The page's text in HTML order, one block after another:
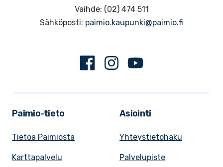
Vaihde: (02) 474 511
Sähköposti: paimio.kaupunki@paimio.fi
FacebookInstagram
Paimio-tieto
Tietoa Paimiosta
Karttapalvelu
Asiointi
Yhteystietohaku
Palvelupiste